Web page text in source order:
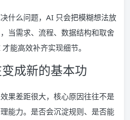
什么问题，AI 只会把模糊想法放
当需求、流程、数据结构和取舍
能高效补齐实现细节。
成新的基本功
果差距很大，核心原因往往不是
能力。是否会沉淀规则、是否能